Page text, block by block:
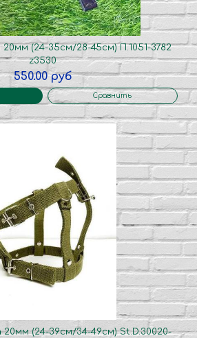
(24-35см/28-45см) П.1051-3782
z3530
550.00 руб
Сравнить
(24-39см/34-49см) St.D.30020-